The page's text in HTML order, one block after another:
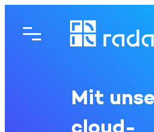
Inhalt
Mit